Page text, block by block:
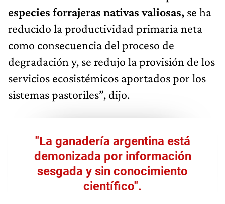
especies forrajeras nativas valiosas, se ha
reducido la productividad primaria neta
como consecuencia del proceso de
degradación y, se redujo la provisión de los
servicios ecosistémicos aportados por los
sistemas pastoriles”, dijo.
"La ganadería argentina está
demonizada por información
sesgada y sin conocimiento
científico".